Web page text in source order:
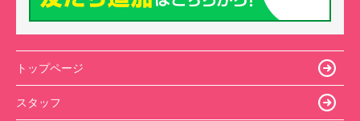
トップページ
スタッフ